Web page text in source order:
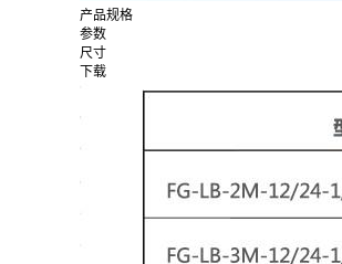
产品规格
参数
尺寸
下载